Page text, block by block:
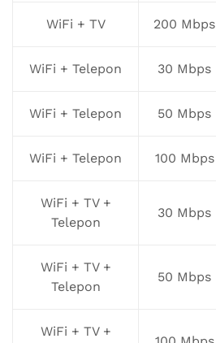
WiFi + TV 200 Mbps
WiFi + Telepon 30 Mbps
WiFi + Telepon 50 Mbps
WiFi + Telepon 100 Mbps
WiFi + TV +
Telepon
30 Mbps
WiFi + TV +
Telepon
50 Mbps
WiFi + TV +